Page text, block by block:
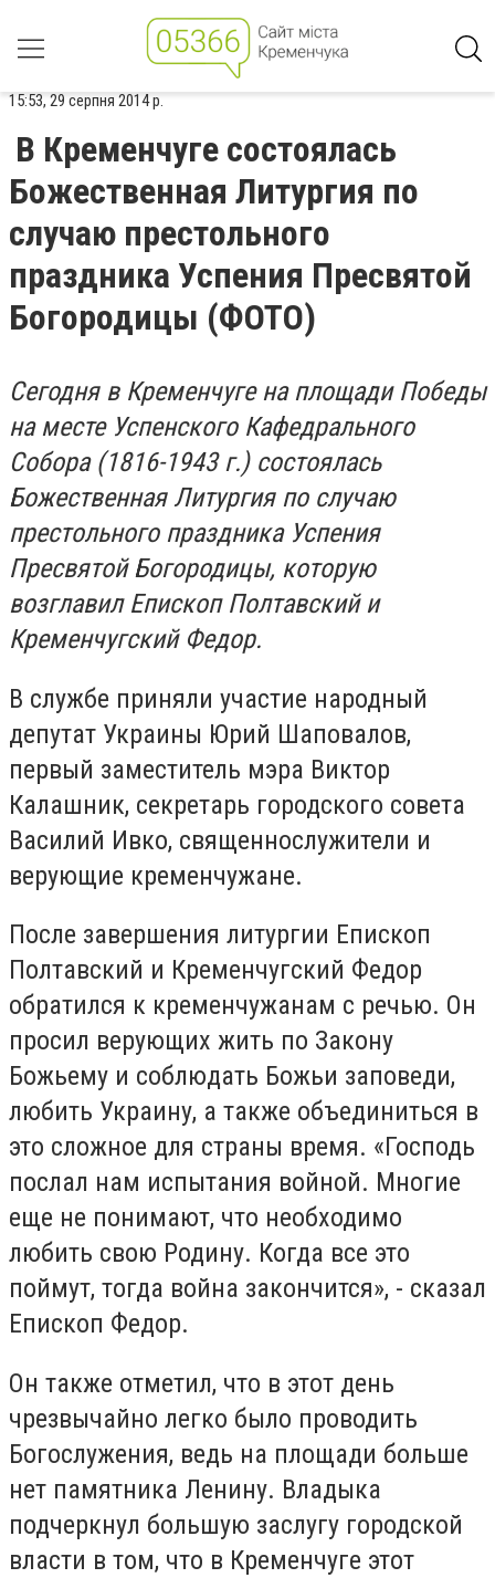
15:53, 29 серпня 2014 р.
В Кременчуге состоялась
Божественная Литургия по
случаю престольного
праздника Успения Пресвятой
Богородицы (ФОТО)
Сегодня в Кременчуге на площади Победы
на месте Успенского Кафедрального
Собора (1816-1943 г.) состоялась
Божественная Литургия по случаю
престольного праздника Успения
Пресвятой Богородицы, которую
возглавил Епископ Полтавский и
Кременчугский Федор.
В службе приняли участие народный
депутат Украины Юрий Шаповалов,
первый заместитель мэра Виктор
Калашник, секретарь городского совета
Василий Ивко, священнослужители и
верующие кременчужане.
После завершения литургии Епископ
Полтавский и Кременчугский Федор
обратился к кременчужанам с речью. Он
просил верующих жить по Закону
Божьему и соблюдать Божьи заповеди,
любить Украину, а также объединиться в
это сложное для страны время. «Господь
послал нам испытания войной. Многие
еще ​​не понимают, что необходимо
любить свою Родину. Когда все это
поймут, тогда война закончится», - сказал
Епископ Федор.
Он также отметил, что в этот день
чрезвычайно легко было проводить
Богослужения, ведь на площади больше
нет памятника Ленину. Владыка
подчеркнул большую заслугу городской
власти в том, что в Кременчуге этот